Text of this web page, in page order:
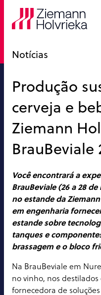
Notícias
Produção
cerveja e
Ziemann
BrauBeviale
Você encontrará a
BrauBeviale (26 a 28
no estande da
em engenharia
estande sobre
tanques e
brassagem e o bloco
Na BrauBeviale em
no vinho, nos destilados
fornecedora de